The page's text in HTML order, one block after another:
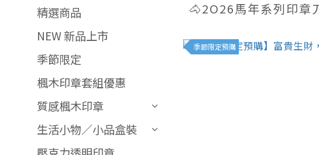
精選商品
NEW 新品上市
季節限定
楓木印章套組優惠
質感楓木印章
生活小物／小品盒裝
🐴2O26馬年系列印章
季節限定預購